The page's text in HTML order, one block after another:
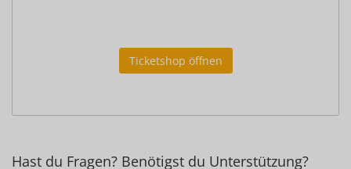
Ticketshop öffnen
Hast du Fragen? Benötigst du Unterstützung?